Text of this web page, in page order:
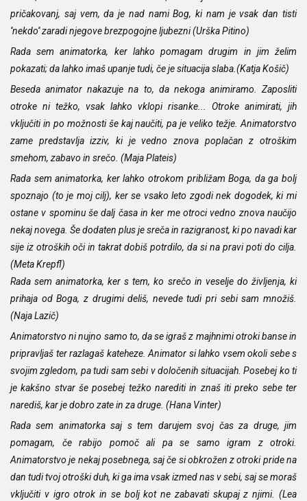
pričakovanj, saj vem, da je nad nami Bog, ki nam je vsak dan tisti
''nekdo'' zaradi njegove brezpogojne ljubezni (Urška Pitino)
Rada sem animatorka, ker lahko pomagam drugim in jim želim
pokazati; da lahko imaš upanje tudi, če je situacija slaba.(Katja Košič)
Beseda animator nakazuje na to, da nekoga animiramo. Zaposliti
otroke ni težko, vsak lahko vklopi risanke... Otroke animirati, jih
vključiti in po možnosti še kaj naučiti, pa je veliko težje. Animatorstvo
zame predstavlja izziv, ki je vedno znova poplačan z otroškim
smehom, zabavo in srečo. (Maja Plateis)
Rada sem animatorka, ker lahko otrokom približam Boga, da ga bolj
spoznajo (to je moj cilj), ker se vsako leto zgodi nek dogodek, ki mi
ostane v spominu še dalj časa in ker me otroci vedno znova naučijo
nekaj novega. Še dodaten plus je sreča in razigranost, ki po navadi kar
sije iz otroških oči in takrat dobiš potrdilo, da si na pravi poti do cilja.
(Meta Krepfl)
Rada sem animatorka, ker s tem, ko srečo in veselje do življenja, ki
prihaja od Boga, z drugimi deliš, nevede tudi pri sebi sam množiš.
(Naja Lazič)
Animatorstvo ni nujno samo to, da se igraš z majhnimi otroki banse in
pripravljaš ter razlagaš kateheze. Animator si lahko vsem okoli sebe s
svojim zgledom, pa tudi sam sebi v določenih situacijah. Posebej ko ti
je kakšno stvar še posebej težko narediti in znaš iti preko sebe ter
narediš, kar je dobro zate in za druge. (Hana Vinter)
Rada sem animatorka saj s tem darujem svoj čas za druge, jim
pomagam, če rabijo pomoč ali pa se samo igram z otroki.
Animatorstvo je nekaj posebnega, saj če si obkrožen z otroki pride na
dan tudi tvoj otroški duh, ki ga ima vsak izmed nas v sebi, saj se moraš
vključiti v igro otrok in se bolj kot ne zabavati skupaj z njimi. (Lea